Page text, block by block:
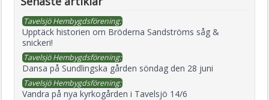
Tavelsjö Hembygdsförening:
Upptäck historien om Bröderna Sandströms såg &
snickeri!
Tavelsjö Hembygdsförening:
Dansa på Sundlingska gården söndag den 28 juni
Tavelsjö Hembygdsförening:
Vandra på nya kyrkogården i Tavelsjö 14/6